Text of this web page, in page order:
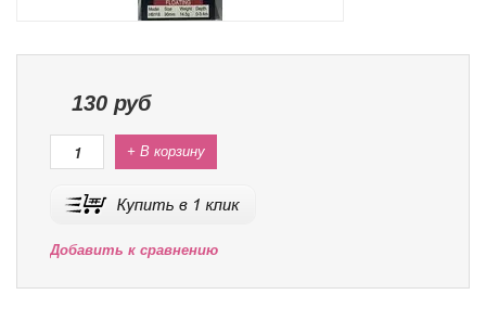
130 руб
+ В корзину
Добавить к сравнению